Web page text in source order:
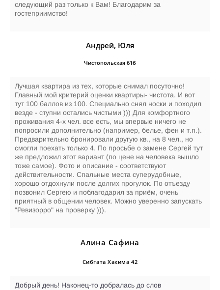
следующий раз только к Вам! Благодарим за
гостеприимство!
Андрей, Юля
Чистопольская 61б
Лучшая квартира из тех, которые снимал посуточно!
Главный мой критерий оценки квартиры- чистота. И вот
тут 100 баллов из 100. Специально снял носки и походил
везде - ступни остались чистыми ))) Для комфортного
проживания 4-х чел. все есть, мы впервые ничего не
попросили дополнительно (например, белье, фен и т.п.).
Предварительно бронировали другую кв., на 8 чел., но
смогли поехать только 4. По просьбе о замене Сергей тут
же предложил этот вариант (по цене на человека вышло
тоже самое). Фото и описание - соответствуют
действительности. Спальные места суперудобные,
хорошо отдохнули после долгих прогулок. По отъезду
позвонил Сергею и поблагодарил за приём, очень
приятный в общении человек. Можно уверенно запускать
"Ревизорро" на проверку ))).
Алина Сафина
Сибгата Хакима 42
Добрый день! Наконец-то добралась до слов